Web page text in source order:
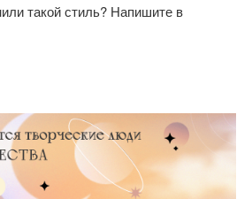
такой стиль? Напишите в